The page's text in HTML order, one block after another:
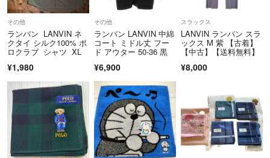
その他
ランバン LANVIN ネ
クタイ シルク100% ポ
ロクラブ シャツ XL
¥1,980
その他
ランバン LANVIN 中綿
コート ミドル丈 フー
ド アウター 50-36 黒
¥6,900
スラックス
LANVIN ランバン スラ
ックス M 紫 【古着】
【中古】【送料無料】
¥8,000